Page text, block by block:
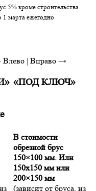
5% кроме строительства
1 марта ежегодно
| Вправо →
«ПОД КЛЮЧ»
В стоимости
обрезной брус
150×100 мм. Или
150х150 мм или
200×150 мм
(зависит от бруса, из